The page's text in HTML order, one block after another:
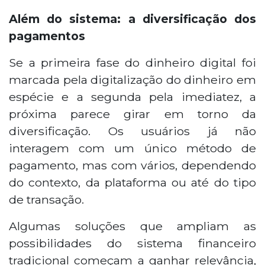
Além do sistema: a diversificação dos
pagamentos
Se a primeira fase do dinheiro digital foi
marcada pela digitalização do dinheiro em
espécie e a segunda pela imediatez, a
próxima parece girar em torno da
diversificação. Os usuários já não
interagem com um único método de
pagamento, mas com vários, dependendo
do contexto, da plataforma ou até do tipo
de transação.
Algumas soluções que ampliam as
possibilidades do sistema financeiro
tradicional começam a ganhar relevância,